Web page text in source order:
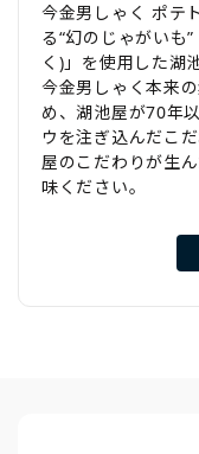
今金男しゃく ポテ
る“幻のじゃがいも
く)」を使用した湖
今金男しゃく本来
め、湖池屋が70年
ウを注ぎ込んだこ
屋のこだわりが生
味ください。